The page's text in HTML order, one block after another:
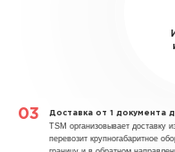
Доставка от 1 документа
TSM организовывает доставку
перевозит крупногабаритное